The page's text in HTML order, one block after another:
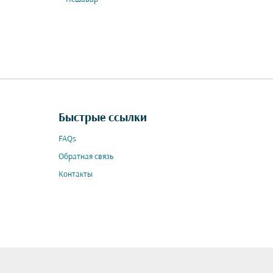
Быстрые ссылки
FAQs
Обратная связь
Контакты